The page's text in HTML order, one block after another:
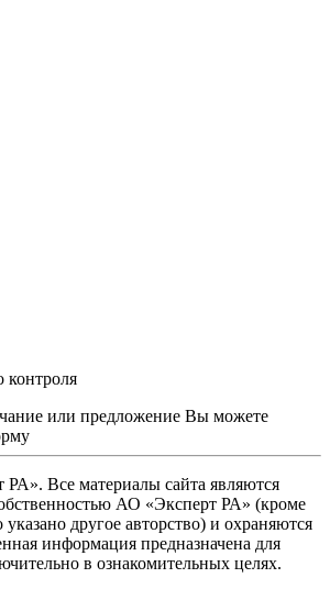
контроля
или предложение Вы можете
Все материалы сайта являются
АО «Эксперт РА» (кроме
указано другое авторство) и охраняются
информация предназначена для
в ознакомительных целях.